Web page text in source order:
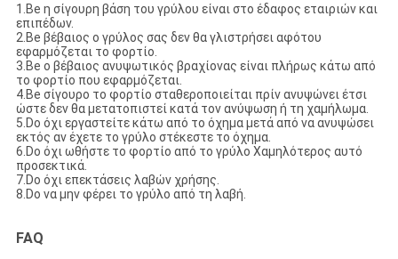
1.Be η σίγουρη βάση του γρύλου είναι στο έδαφος εταιριών και
επιπέδων.
2.Be βέβαιος ο γρύλος σας δεν θα γλιστρήσει αφότου
εφαρμόζεται το φορτίο.
3.Be ο βέβαιος ανυψωτικός βραχίονας είναι πλήρως κάτω από
το φορτίο που εφαρμόζεται.
4.Be σίγουρο το φορτίο σταθεροποιείται πρίν ανυψώνει έτσι
ώστε δεν θα μετατοπιστεί κατά τον ανύψωση ή τη χαμήλωμα.
5.Do όχι εργαστείτε κάτω από το όχημα μετά από να ανυψώσει
εκτός αν έχετε το γρύλο στέκεστε το όχημα.
6.Do όχι ωθήστε το φορτίο από το γρύλο Χαμηλότερος αυτό
προσεκτικά.
7.Do όχι επεκτάσεις λαβών χρήσης.
8.Do να μην φέρει το γρύλο από τη λαβή.
FAQ